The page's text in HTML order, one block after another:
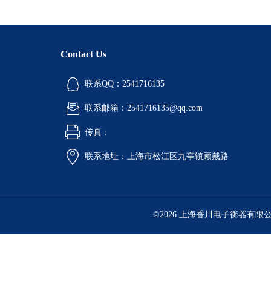
Contact Us
联系QQ：2541716135
联系邮箱：2541716135@qq.com
传真：
联系地址：上海市松江区九亭镇顾戴路
©2026 上海香川电子衡器有限